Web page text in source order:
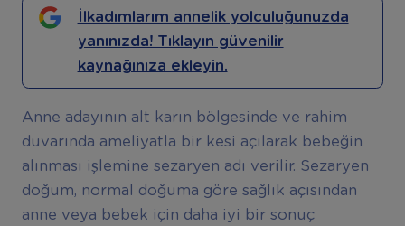
İlkadımlarım annelik yolculuğunuzda
yanınızda! Tıklayın güvenilir
kaynağınıza ekleyin.
Anne adayının alt karın bölgesinde ve rahim
duvarında ameliyatla bir kesi açılarak bebeğin
alınması işlemine sezaryen adı verilir. Sezaryen
doğum, normal doğuma göre sağlık açısından
anne veya bebek için daha iyi bir sonuç